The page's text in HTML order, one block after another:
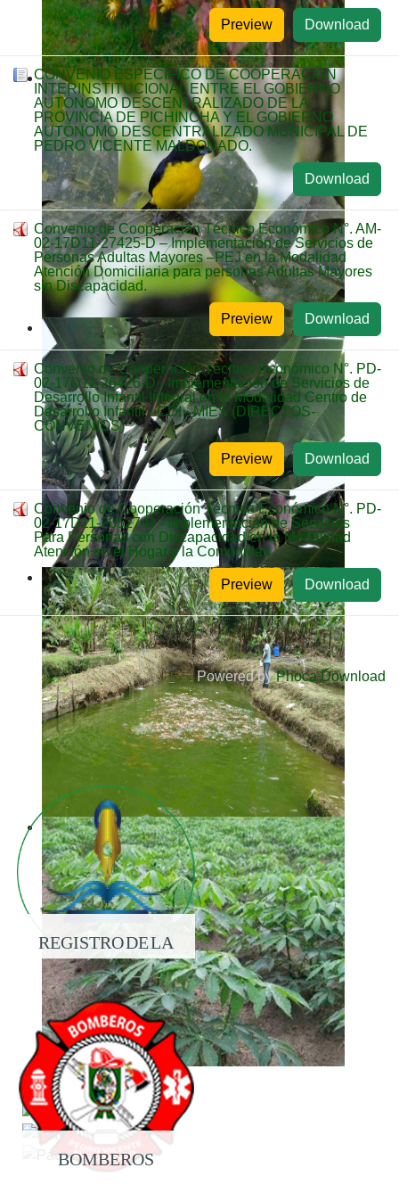
Download
Preview
CONVENIO ESPECÍFICO DE COOPERACIÓN
INTERINSTITUCIONAL ENTRE EL GOBIERNO
AUTÓNOMO DESCENTRALIZADO DE LA
PROVINCIA DE PICHINCHA Y EL GOBIERNO
AUTÓNOMO DESCENTRALIZADO MUNICIPAL DE
PEDRO VICENTE MALDONADO.
Download
Convenio de Cooperación Técnico Económico N°. AM-
02-17D11-27425-D – Implementación de Servicios de
Personas Adultas Mayores –PEJ en la Modalidad
Atención Domiciliaria para personas Adultas Mayores
sin Discapacidad.
Download
Preview
Convenio de Cooperación Técnico Económico N°. PD-
02-17D11-26426-D - Implementación de Servicios de
Desarrollo Infantil Integral en la Modalidad Centro de
Desarrollo Infantil - CDI - MIES (DIRECTOS-
CONVENIOS)
Download
Preview
Convenio de Cooperación Técnico Económico N°. PD-
02-17D11-26527-D - Implementación de Servicios
Para Personas con Discapacidad en la Modalidad
Atención en el Hogar y la Comunidad
Download
Preview
Powered byPhoca Download
REGISTRO DE LA
PROPIEDAD
BOMBEROS